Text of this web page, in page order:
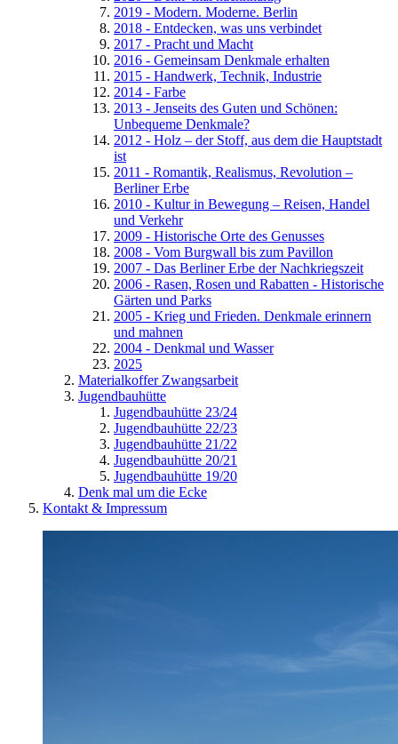
2019 - Modern. Moderne. Berlin
2018 - Entdecken, was uns verbindet
2017 - Pracht und Macht
2016 - Gemeinsam Denkmale erhalten
2015 - Handwerk, Technik, Industrie
2014 - Farbe
2013 - Jenseits des Guten und Schönen:
Unbequeme Denkmale?
2012 - Holz – der Stoff, aus dem die Hauptstadt
ist
2011 - Romantik, Realismus, Revolution –
Berliner Erbe
2010 - Kultur in Bewegung – Reisen, Handel
und Verkehr
2009 - Historische Orte des Genusses
2008 - Vom Burgwall bis zum Pavillon
2007 - Das Berliner Erbe der Nachkriegszeit
2006 - Rasen, Rosen und Rabatten - Historische
Gärten und Parks
2005 - Krieg und Frieden. Denkmale erinnern
und mahnen
2004 - Denkmal und Wasser
2025
Materialkoffer Zwangsarbeit
Jugendbauhütte
Jugendbauhütte 23/24
Jugendbauhütte 22/23
Jugendbauhütte 21/22
Jugendbauhütte 20/21
Jugendbauhütte 19/20
Denk mal um die Ecke
Kontakt & Impressum